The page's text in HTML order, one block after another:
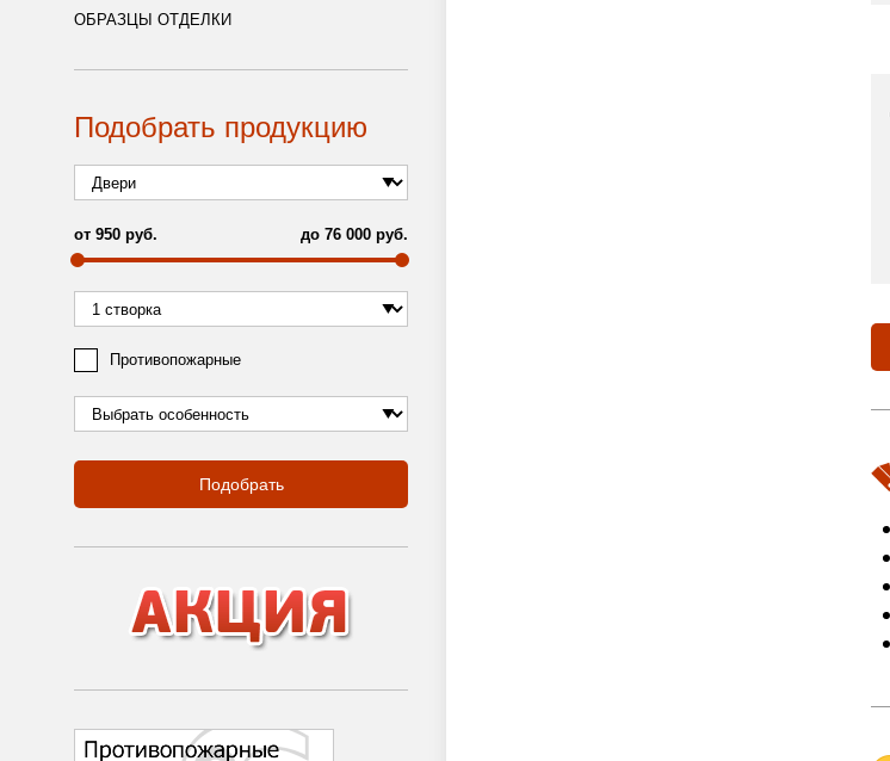
ОБРАЗЦЫ ОТДЕЛКИ
Подобрать продукцию
от 950 руб. до 76 000 руб.
Противопожарные
Подобрать